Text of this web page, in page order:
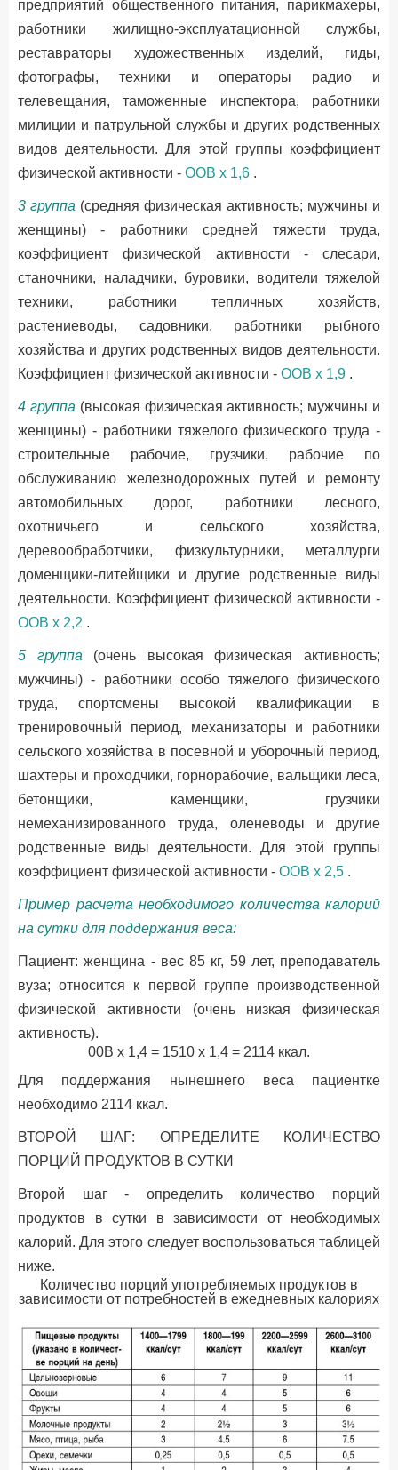
предприятий общественного питания, парикмахеры,
работники жилищно-эксплуатационной службы,
реставраторы художественных изделий, гиды,
фотографы, техники и операторы радио и
телевещания, таможенные инспектора, работники
милиции и патрульной службы и других родственных
видов деятельности. Для этой группы коэффициент
физической активности - OOB х 1,6 .
3 группа (средняя физическая активность; мужчины и
женщины) - работники средней тяжести труда,
коэффициент физической активности - слесари,
станочники, наладчики, буровики, водители тяжелой
техники, работники тепличных хозяйств,
растениеводы, садовники, работники рыбного
хозяйства и других родственных видов деятельности.
Коэффициент физической активности - OOB х 1,9 .
4 группа (высокая физическая активность; мужчины и
женщины) - работники тяжелого физического труда -
строительные рабочие, грузчики, рабочие по
обслуживанию железнодорожных путей и ремонту
автомобильных дорог, работники лесного,
охотничьего и сельского хозяйства,
деревообработчики, физкультурники, металлурги
доменщики-литейщики и другие родственные виды
деятельности. Коэффициент физической активности -
OOB х 2,2 .
5 группа (очень высокая физическая активность;
мужчины) - работники особо тяжелого физического
труда, спортсмены высокой квалификации в
тренировочный период, механизаторы и работники
сельского хозяйства в посевной и уборочный период,
шахтеры и проходчики, горнорабочие, вальщики леса,
бетонщики, каменщики, грузчики
немеханизированного труда, оленеводы и другие
родственные виды деятельности. Для этой группы
коэффициент физической активности - OOB х 2,5 .
Пример расчета необходимого количества калорий
на сутки для поддержания веса:
Пациент: женщина - вес 85 кг, 59 лет, преподаватель
вуза; относится к первой группе производственной
физической активности (очень низкая физическая
активность).
00B х 1,4 = 1510 х 1,4 = 2114 ккал.
Для поддержания нынешнего веса пациентке
необходимо 2114 ккал.
ВТОРОЙ ШАГ: ОПРЕДЕЛИТЕ КОЛИЧЕСТВО
ПОРЦИЙ ПРОДУКТОВ В СУТКИ
Второй шаг - определить количество порций
продуктов в сутки в зависимости от необходимых
калорий. Для этого следует воспользоваться таблицей
ниже.
Количество порций употребляемых продуктов в
зависимости от потребностей в ежедневных калориях